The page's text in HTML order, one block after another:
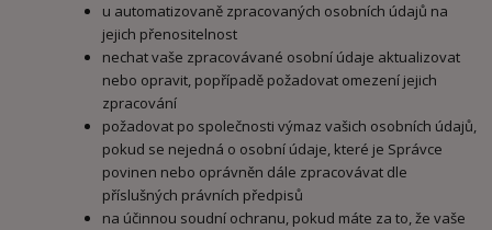
u automatizovaně zpracovaných osobních údajů na
jejich přenositelnost
nechat vaše zpracovávané osobní údaje aktualizovat
nebo opravit, popřípadě požadovat omezení jejich
zpracování
požadovat po společnosti výmaz vašich osobních údajů,
pokud se nejedná o osobní údaje, které je Správce
povinen nebo oprávněn dále zpracovávat dle
příslušných právních předpisů
na účinnou soudní ochranu, pokud máte za to, že vaše